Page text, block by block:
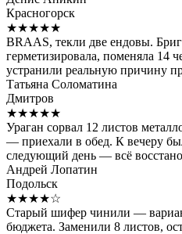
Красногорск
★★★★★
BRAAS, текли две ендовы.
герметизировала, поменяла 14
устранили реальную причину
Татьяна Соломатина
Дмитров
★★★★★
Ураган сорвал 12 листов
— приехали в обед. К вечеру
следующий день — всё
Андрей Лопатин
Подольск
★★★★☆
Старый шифер чинили —
бюджета. Заменили 8 листов,